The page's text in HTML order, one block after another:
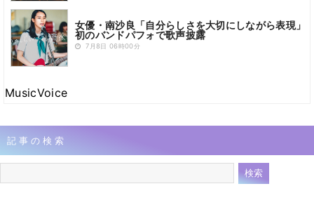
女優・南沙良「自分らしさを大切にしながら表現」
初のバンドパフォで歌声披露
7月8日 06時00分
MusicVoice
記事の検索